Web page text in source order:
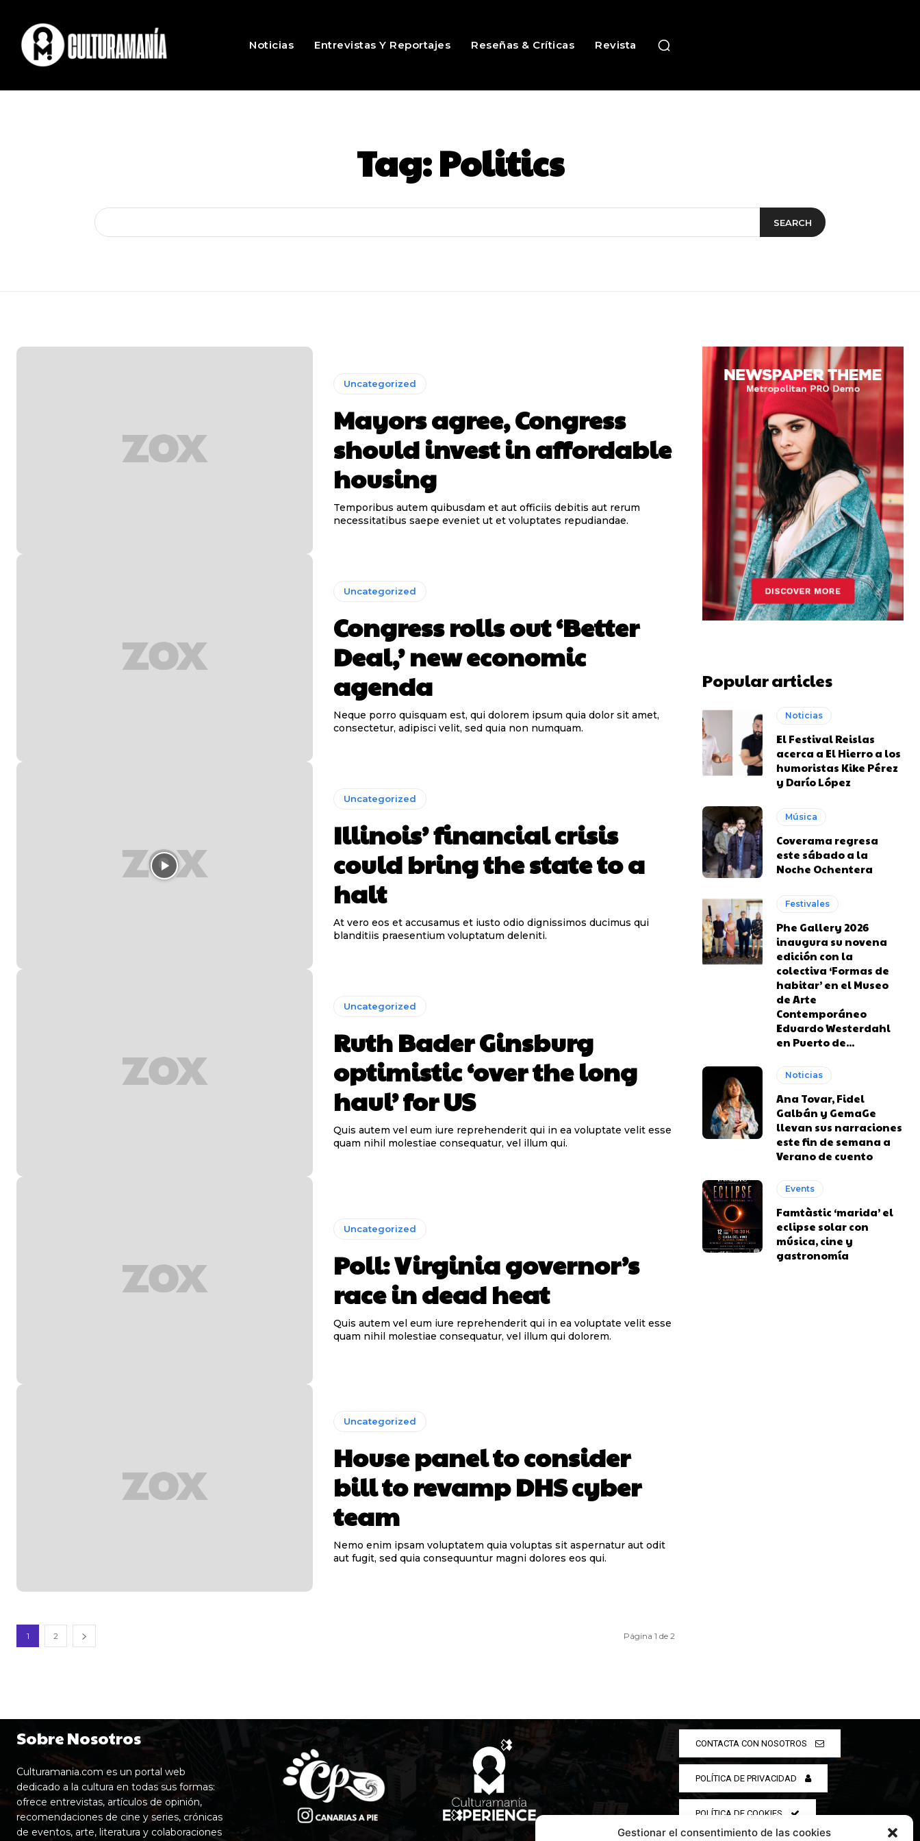
Gestionar el consentimiento de las cookies
Noticias Entrevistas Y Reportajes Reseñas & Críticas Revista
Tag:Politics
SEARCH
Uncategorized
Mayors agree, Congress
should invest in affordable
housing
Temporibus autem quibusdam et aut officiis debitis aut rerum
necessitatibus saepe eveniet ut et voluptates repudiandae.
Uncategorized
Congress rolls out ‘Better
Deal,’ new economic
agenda
Neque porro quisquam est, qui dolorem ipsum quia dolor sit amet,
consectetur, adipisci velit, sed quia non numquam.
Uncategorized
Illinois’ financial crisis
could bring the state to a
halt
At vero eos et accusamus et iusto odio dignissimos ducimus qui
blanditiis praesentium voluptatum deleniti.
Uncategorized
Ruth Bader Ginsburg
optimistic ‘over the long
haul’ for US
Quis autem vel eum iure reprehenderit qui in ea voluptate velit esse
quam nihil molestiae consequatur, vel illum qui.
Uncategorized
Poll: Virginia governor’s
race in dead heat
Quis autem vel eum iure reprehenderit qui in ea voluptate velit esse
quam nihil molestiae consequatur, vel illum qui dolorem.
Uncategorized
House panel to consider
bill to revamp DHS cyber
team
Nemo enim ipsam voluptatem quia voluptas sit aspernatur aut odit
aut fugit, sed quia consequuntur magni dolores eos qui.
1 2 Página 1 de 2
Popular articles
Noticias
El Festival Reislas
acerca a El Hierro a los
humoristas Kike Pérez
y Darío López
Música
Coverama regresa
este sábado a la
Noche Ochentera
Festivales
Phe Gallery 2026
inaugura su novena
edición con la
colectiva ‘Formas de
habitar’ en el Museo
de Arte
Contemporáneo
Eduardo Westerdahl
en Puerto de...
Noticias
Ana Tovar, Fidel
Galbán y GemaGe
llevan sus narraciones
este fin de semana a
Verano de cuento
Events
Famtàstic ‘marida’ el
eclipse solar con
música, cine y
gastronomía
Sobre Nosotros
Culturamania.com es un portal web
dedicado a la cultura en todas sus formas:
ofrece entrevistas, artículos de opinión,
recomendaciones de cine y series, crónicas
de eventos, arte, literatura y colaboraciones
CONTACTA CON NOSOTROS
POLÍTICA DE PRIVACIDAD
POLÍTICA DE COOKIES